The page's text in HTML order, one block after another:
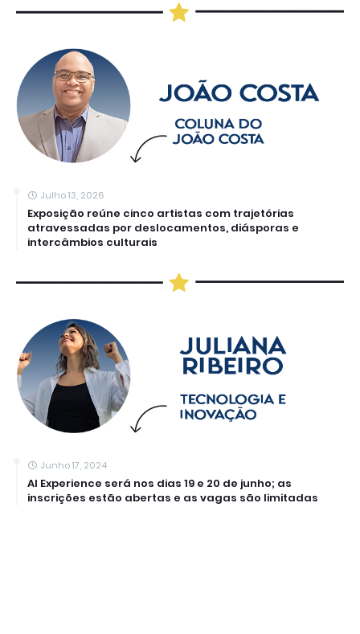
Julho 13, 2026
Exposição reúne cinco artistas com trajetórias
atravessadas por deslocamentos, diásporas e
intercâmbios culturais
Junho 17, 2024
AI Experience será nos dias 19 e 20 de junho; as
inscrições estão abertas e as vagas são limitadas